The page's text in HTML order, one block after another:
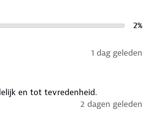
2%
1 dag geleden
en tot tevredenheid.
2 dagen geleden